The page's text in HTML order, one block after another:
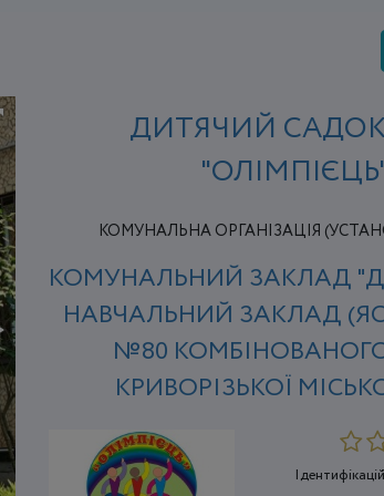
ДИТЯЧИЙ
КОМУНАЛЬНА ОРГАНІЗАЦІЯ
КОМУНАЛЬНИЙ ЗАКЛАД
НАВЧАЛЬНИЙ ЗАКЛАД
№80
КРИВОРІЗЬКОЇ